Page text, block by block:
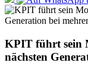
KPIT führt sein
nächsten